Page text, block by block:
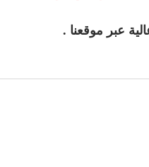
عبر موقعنا .